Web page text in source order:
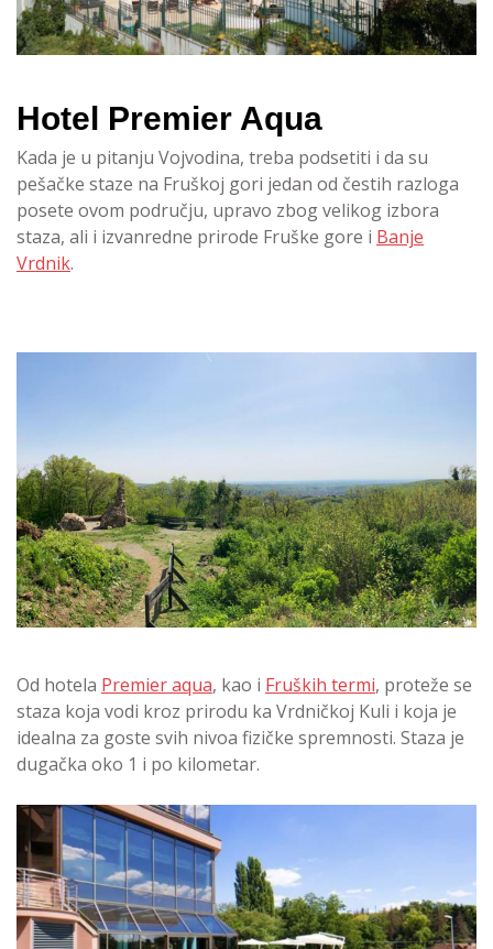
Hotel Premier Aqua
Kada je u pitanju Vojvodina, treba podsetiti i da su
pešačke staze na Fruškoj gori jedan od čestih razloga
posete ovom području, upravo zbog velikog izbora
staza, ali i izvanredne prirode Fruške gore i Banje
Vrdnik.
Od hotela Premier aqua, kao i Fruških termi, proteže se
staza koja vodi kroz prirodu ka Vrdničkoj Kuli i koja je
idealna za goste svih nivoa fizičke spremnosti. Staza je
dugačka oko 1 i po kilometar.